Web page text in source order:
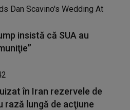
insistă că SUA au
în Iran rezervele de
rază lungă de acţiune